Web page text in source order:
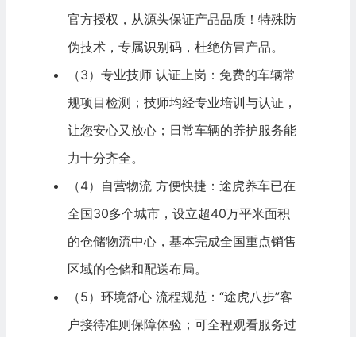
官方授权，从源头保证产品品质！特殊防
伪技术，专属识别码，杜绝仿冒产品。
（3）专业技师 认证上岗：免费的车辆常
规项目检测；技师均经专业培训与认证，
让您安心又放心；日常车辆的养护服务能
力十分齐全。
（4）自营物流方便快捷：途虎养车已在
全国30多个城市，设立超40万平米面积
的仓储物流中心，基本完成全国重点销售
区域的仓储和配送布局。
（5）环境舒心 流程规范：“途虎八步”客
户接待准则保障体验；可全程观看服务过